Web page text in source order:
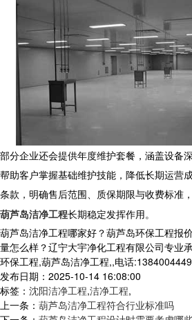
部分企业还会提供年度维护套餐，涵盖设备
帮助客户掌握基础维护技能，降低长期运营
条款，明确售后范围、质保期限与收费标准
葫芦岛洁净工程长期稳定发挥作用。
葫芦岛洁净工程哪家好？葫芦岛环保工程报
量怎么样？辽宁大宇净化工程有限公司专业
环保工程,葫芦岛洁净工程,,电话
发布日期：2025-10-14 16:08:00
标签： 沈阳洁净工程,洁净工程,
上一条： 葫芦岛洁净工程符合行业标准吗